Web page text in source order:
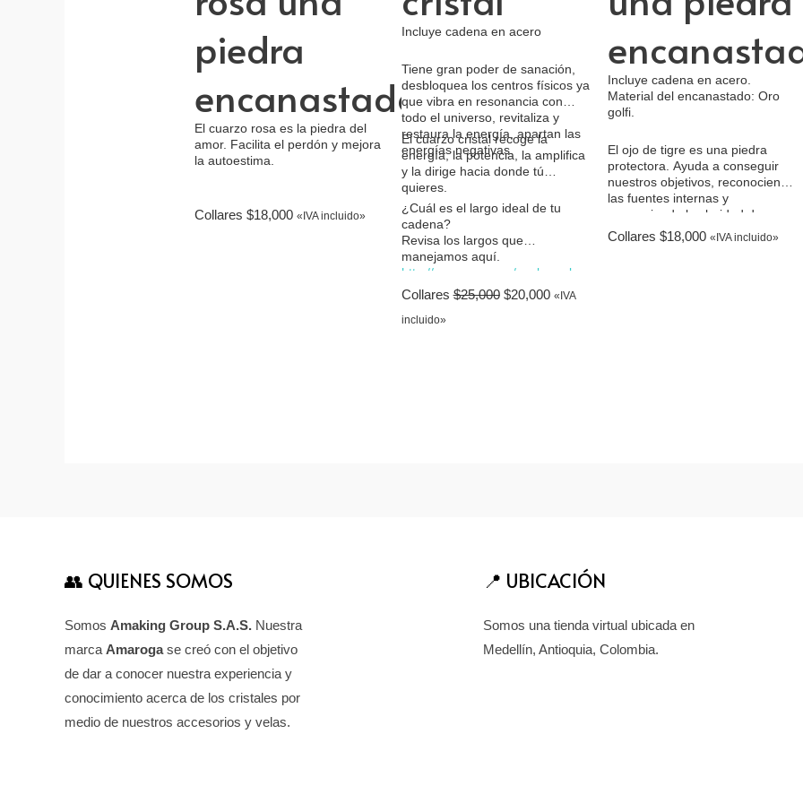
piedra
encanastado
El cuarzo rosa es la piedra del
amor. Facilita el perdón y mejora
la autoestima.
Collares$18,000 «IVA incluido»
Incluye cadena en acero
Tiene gran poder de sanación,
desbloquea los centros físicos ya
que vibra en resonancia con
todo el universo, revitaliza y
restaura la energía, apartan las
energías negativas.
El cuarzo cristal recoge la
energía, la potencia, la amplifica
y la dirige hacia donde tú
quieres.
¿Cuál es el largo ideal de tu
cadena?
Revisa los largos que
manejamos aquí.
http://amaroga.com/cual-es-el-
largo-ideal-de-mi-cadena/
Collares$25,000 $20,000 «IVA
incluido»
Incluye cadena en acero.
Material del encanastado: Oro
golfi.
El ojo de tigre es una piedra
protectora. Ayuda a conseguir
nuestros objetivos, reconociendo
las fuentes internas y
promoviendo la claridad de
intención. Esta piedra es útil
para reconocer tanto tus
Collares$18,000 «IVA incluido»
👥 QUIENES SOMOS
Somos Amaking Group S.A.S. Nuestra
marca Amarogase creó con el objetivo
de dar a conocer nuestra experiencia y
conocimiento acerca de los cristales por
medio de nuestros accesorios y velas.
📍 UBICACIÓN
Somos una tienda virtual ubicada en
Medellín, Antioquia, Colombia.